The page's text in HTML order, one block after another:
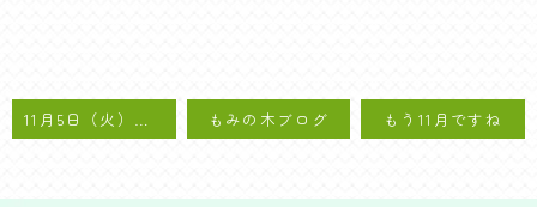
11月5日（火）、11月6日（水）の診療案内 もみの木ブログ もう11月ですね